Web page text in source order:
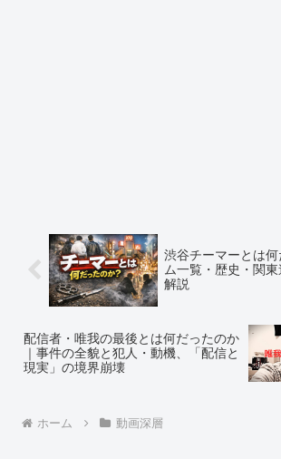
渋谷チーマーとは
ム一覧・歴史・関
解説
配信者・唯我の最後とは何だったのか
｜事件の全貌と犯人・動機、「配信と
現実」の境界崩壊
ホーム 動画深層